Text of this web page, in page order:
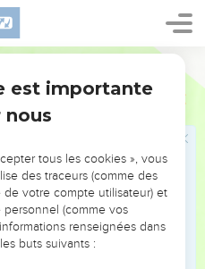
dirai, si tu suis le chemin
envers moi, si tu
alors je serai avec toi,
régneront pour
Je te donnerai les dix tribus
de David – mais je ne les
»
mourir Jéroboam ; mais ce
réfugia auprès de Chichac,
est importante
nous
tous les cookies », vous
des traceurs (comme des
votre compte utilisateur) et
(comme vos
renseignées dans
buts suivants :